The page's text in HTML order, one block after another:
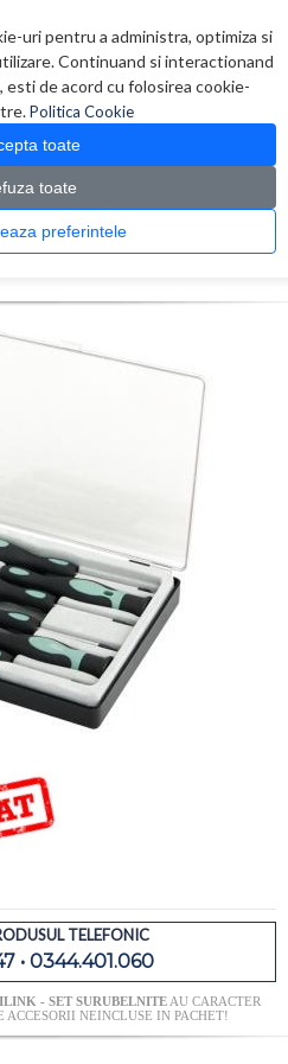
uri pentru a administra, optimiza si
Continuand si interactionand
de acord cu folosirea cookie-
Politica Cookie
toate
toate
Administreaza preferintele
0 produs(e)
Retelistica > LOGILINK - Set surubelnite
TELEFONIC
• 0344.401.060
- SET SURUBELNITEAU CARACTER
NEINCLUSE IN PACHET!